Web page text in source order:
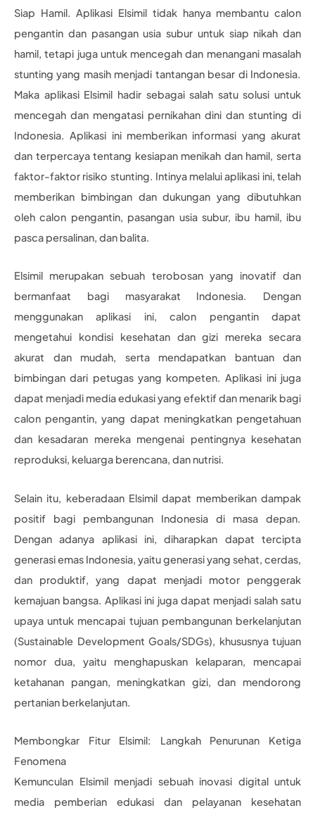
Siap Hamil. Aplikasi Elsimil tidak hanya membantu calon
pengantin dan pasangan usia subur untuk siap nikah dan
hamil, tetapi juga untuk mencegah dan menangani masalah
stunting yang masih menjadi tantangan besar di Indonesia.
Maka aplikasi Elsimil hadir sebagai salah satu solusi untuk
mencegah dan mengatasi pernikahan dini dan stunting di
Indonesia. Aplikasi ini memberikan informasi yang akurat
dan terpercaya tentang kesiapan menikah dan hamil, serta
faktor-faktor risiko stunting. Intinya melalui aplikasi ini, telah
memberikan bimbingan dan dukungan yang dibutuhkan
oleh calon pengantin, pasangan usia subur, ibu hamil, ibu
pasca persalinan, dan balita.
Elsimil merupakan sebuah terobosan yang inovatif dan
bermanfaat bagi masyarakat Indonesia. Dengan
menggunakan aplikasi ini, calon pengantin dapat
mengetahui kondisi kesehatan dan gizi mereka secara
akurat dan mudah, serta mendapatkan bantuan dan
bimbingan dari petugas yang kompeten. Aplikasi ini juga
dapat menjadi media edukasi yang efektif dan menarik bagi
calon pengantin, yang dapat meningkatkan pengetahuan
dan kesadaran mereka mengenai pentingnya kesehatan
reproduksi, keluarga berencana, dan nutrisi.
Selain itu, keberadaan Elsimil dapat memberikan dampak
positif bagi pembangunan Indonesia di masa depan.
Dengan adanya aplikasi ini, diharapkan dapat tercipta
generasi emas Indonesia, yaitu generasi yang sehat, cerdas,
dan produktif, yang dapat menjadi motor penggerak
kemajuan bangsa. Aplikasi ini juga dapat menjadi salah satu
upaya untuk mencapai tujuan pembangunan berkelanjutan
(Sustainable Development Goals/SDGs), khususnya tujuan
nomor dua, yaitu menghapuskan kelaparan, mencapai
ketahanan pangan, meningkatkan gizi, dan mendorong
pertanian berkelanjutan.
Membongkar Fitur Elsimil: Langkah Penurunan Ketiga
Fenomena
Kemunculan Elsimil menjadi sebuah inovasi digital untuk
media pemberian edukasi dan pelayanan kesehatan